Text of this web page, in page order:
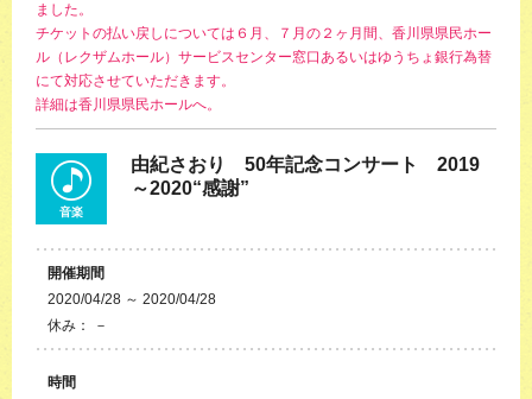
ました。
チケットの払い戻しについては６月、７月の２ヶ月間、香川県県民ホー
ル（レクザムホール）サービスセンター窓口あるいはゆうちょ銀行為替
にて対応させていただきます。
詳細は香川県県民ホールへ。
音楽
由紀さおり 50年記念コンサート 2019
～2020“感謝”
開催期間
2020/04/28 ～ 2020/04/28
休み： －
時間